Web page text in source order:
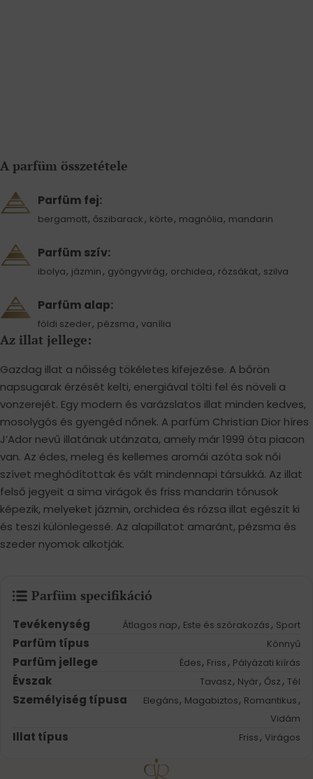
A parfüm összetétele
Parfüm fej:
bergamott, őszibarack , körte, magnólia, mandarin
Parfüm szív:
ibolya, jázmin , gyöngyvirág, orchidea, rózsákat, szilva
Parfüm alap:
földi szeder, pézsma , vanília
Az illat jellege:
Gazdag illat a nőisség tökéletes kifejezése. A bőrön
napsugarak érzését kelti, energiával tölti fel és növeli a
vonzerejét. Egy modern és varázslatos illat minden kedves,
mosolygós és gyengéd nőnek. A parfüm Christian Dior híres
J’Ador nevű illatának utánzata, amely már 1999 óta piacon
van. Az édes, meleg és kellemes aromái azóta sok női
szívet meghódítottak és vált mindennapi társukká. Az illat
felső jegyeit a sima virágok és friss mandarin tónusok
képezik, melyeket jázmin, orchidea és rózsa illat egészít ki
és teszi különlegessé. Az alapillatot amaránt, pézsma és
szeder nyomok alkotják.
Parfüm specifikáció
Tevékenység Átlagos nap, Este és szórakozás , Sport
Parfüm típus Könnyű
Parfüm jellege Édes, Friss , Pályázati kiírás
Évszak Tavasz, Nyár, Ősz , Tél
Személyiség típusa Elegáns, Magabiztos, Romantikus ,
Vidám
Illat típus Friss , Virágos